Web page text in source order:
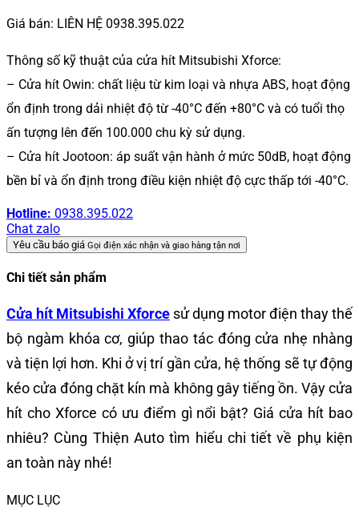
Giá bán: LIÊN HỆ 0938.395.022
Thông số kỹ thuật của cửa hít Mitsubishi Xforce:
– Cửa hít Owin: chất liệu từ kim loại và nhựa ABS, hoạt động
ổn định trong dải nhiệt độ từ -40°C đến +80°C và có tuổi thọ
ấn tượng lên đến 100.000 chu kỳ sử dụng.
– Cửa hít Jootoon: áp suất vận hành ở mức 50dB, hoạt động
bền bỉ và ổn định trong điều kiện nhiệt độ cực thấp tới -40°C.
Hotline: 0938.395.022
Chat zalo
Yêu cầu báo giá Gọi điện xác nhận và giao hàng tận nơi
Chi tiết sản phẩm
Cửa hít Mitsubishi Xforce sử dụng motor điện thay thế
bộ ngàm khóa cơ, giúp thao tác đóng cửa nhẹ nhàng
và tiện lợi hơn. Khi ở vị trí gần cửa, hệ thống sẽ tự động
kéo cửa đóng chặt kín mà không gây tiếng ồn. Vậy cửa
hít cho Xforce có ưu điểm gì nổi bật? Giá cửa hít bao
nhiêu? Cùng Thiện Auto tìm hiểu chi tiết về phụ kiện
an toàn này nhé!
MỤC LỤC